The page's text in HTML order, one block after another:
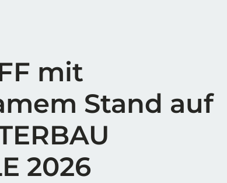
mit
Stand auf
2026